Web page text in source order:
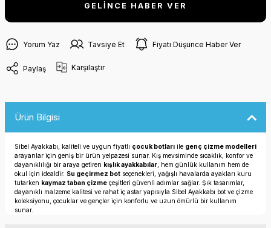
GELİNCE HABER VER
Yorum Yaz Tavsiye Et Fiyatı Düşünce Haber Ver
Paylaş Karşılaştır
Ürün Bilgisi
Sibel Ayakkabı, kaliteli ve uygun fiyatlı çocuk botları ile genç çizme modelleri
arayanlar için geniş bir ürün yelpazesi sunar. Kış mevsiminde sıcaklık, konfor ve
dayanıklılığı bir araya getiren kışlık ayakkabılar , hem günlük kullanım hem de
okul için idealdir. Su geçirmez bot seçenekleri, yağışlı havalarda ayakları kuru
tutarken kaymaz taban çizme çeşitleri güvenli adımlar sağlar. Şık tasarımlar,
dayanıklı malzeme kalitesi ve rahat iç astar yapısıyla Sibel Ayakkabı bot ve çizme
koleksiyonu, çocuklar ve gençler için konforlu ve uzun ömürlü bir kullanım
sunar.